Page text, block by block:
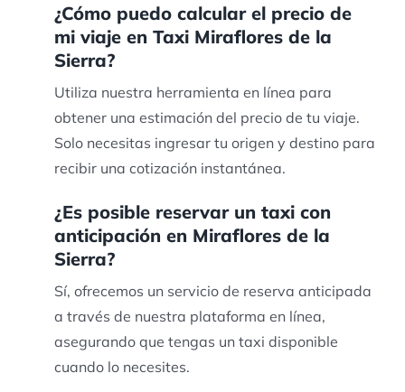
¿Cómo puedo calcular el precio de
mi viaje en Taxi Miraflores de la
Sierra?
Utiliza nuestra herramienta en línea para
obtener una estimación del precio de tu viaje.
Solo necesitas ingresar tu origen y destino para
recibir una cotización instantánea.
¿Es posible reservar un taxi con
anticipación en Miraflores de la
Sierra?
Sí, ofrecemos un servicio de reserva anticipada
a través de nuestra plataforma en línea,
asegurando que tengas un taxi disponible
cuando lo necesites.